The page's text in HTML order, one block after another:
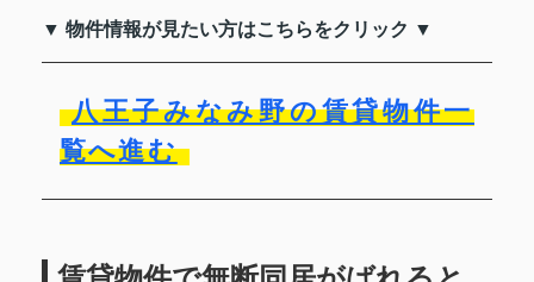
▼ 物件情報が見たい方はこちらをクリック ▼
八王子みなみ野の賃貸物件一
覧へ進む